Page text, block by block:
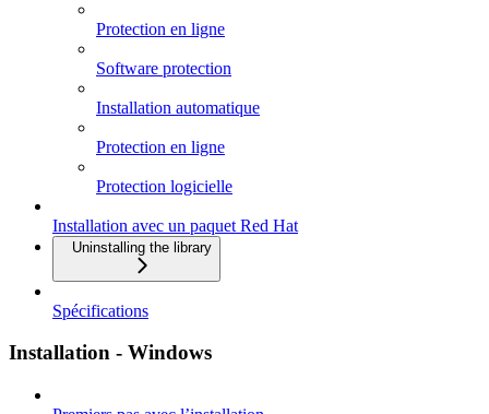
Protection en ligne
Software protection
Installation automatique
Protection en ligne
Protection logicielle
Installation avec un paquet Red Hat
Uninstalling the library
Spécifications
Installation - Windows